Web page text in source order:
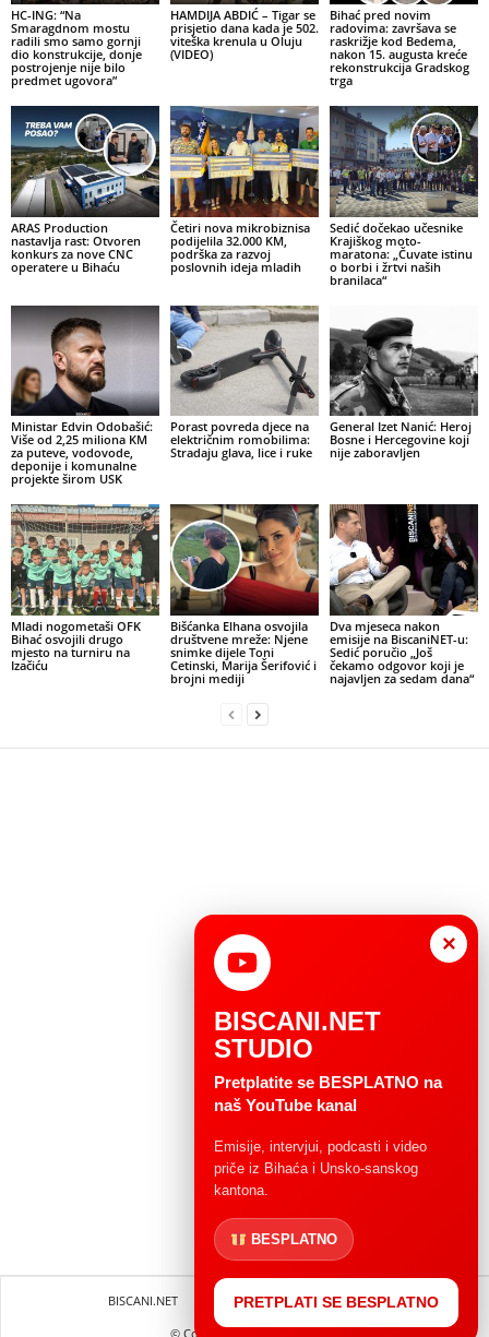
HC-ING: “Na
Smaragdnom mostu
radili smo samo gornji
dio konstrukcije, donje
postrojenje nije bilo
predmet ugovora”
HAMDIJA ABDIĆ – Tigar se
prisjetio dana kada je 502.
viteška krenula u Oluju
(VIDEO)
Bihać pred novim
radovima: završava se
raskrižje kod Bedema,
nakon 15. augusta kreće
rekonstrukcija Gradskog
trga
ARAS Production
nastavlja rast: Otvoren
konkurs za nove CNC
operatere u Bihaću
Četiri nova mikrobiznisa
podijelila 32.000 KM,
podrška za razvoj
poslovnih ideja mladih
Sedić dočekao učesnike
Krajiškog moto-
maratona: „Čuvate istinu
o borbi i žrtvi naših
branilaca“
Ministar Edvin Odobašić:
Više od 2,25 miliona KM
za puteve, vodovode,
deponije i komunalne
projekte širom USK
Porast povreda djece na
električnim romobilima:
Stradaju glava, lice i ruke
General Izet Nanić: Heroj
Bosne i Hercegovine koji
nije zaboravljen
Mladi nogometaši OFK
Bihać osvojili drugo
mjesto na turniru na
Izačiću
Bišćanka Elhana osvojila
društvene mreže: Njene
snimke dijele Toni
Cetinski, Marija Šerifović i
brojni mediji
Dva mjeseca nakon
emisije na BiscaniNET-u:
Sedić poručio „Još
čekamo odgovor koji je
najavljen za sedam dana“
BISCANI.NET Impressum
Uvjeti korištenja
© Copryright 2004 - 2025.
×
BISCANI.NET
STUDIO
Pretplatite se BESPLATNO na
naš YouTube kanal
Emisije, intervjui, podcasti i video
priče iz Bihaća i Unsko-sanskog
kantona.
BESPLATNO
PRETPLATI SE BESPLATNO